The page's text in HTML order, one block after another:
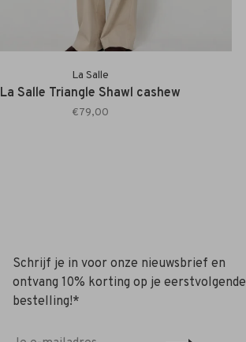
La Salle
La Salle Triangle Shawl cashew
€79,00
Schrijf je in voor onze nieuwsbrief en
ontvang 10% korting op je eerstvolgende
bestelling!*